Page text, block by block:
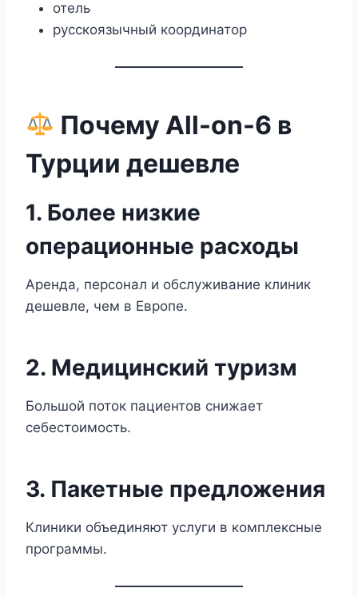
отель
русскоязычный координатор
Почему All-on-6 в
Турции дешевле
1. Более низкие
операционные расходы
Аренда, персонал и обслуживание клиник
дешевле, чем в Европе.
2. Медицинский туризм
Большой поток пациентов снижает
себестоимость.
3. Пакетные предложения
Клиники объединяют услуги в комплексные
программы.